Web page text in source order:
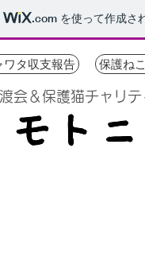
.comを使って作成さ
ワタ収支報告 保護ね
会＆保護猫チャリ